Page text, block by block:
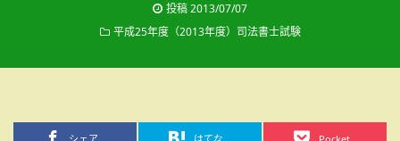
投稿2013/07/07
平成25年度（2013年度）司法書士試験